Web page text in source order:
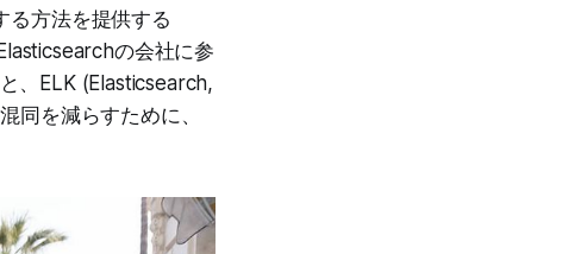
る方法を提供する
の会社に参
、ELK (Elasticsearch,
同を減らすために、